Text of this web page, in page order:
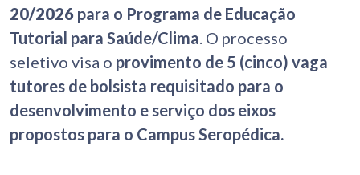
20/2026 para o Programa de Educação
Tutorial para Saúde/Clima . O processo
seletivo visa o provimento de 5 (cinco) vaga
tutores de bolsista requisitado para o
desenvolvimento e serviço dos eixos
propostos para o Campus Seropédica.